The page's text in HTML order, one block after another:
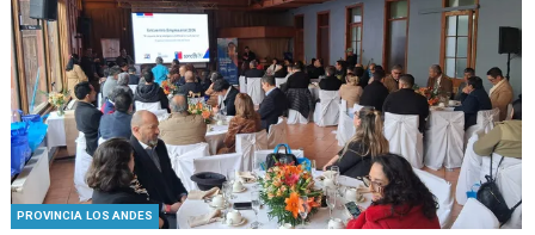
PROVINCIA LOS ANDES